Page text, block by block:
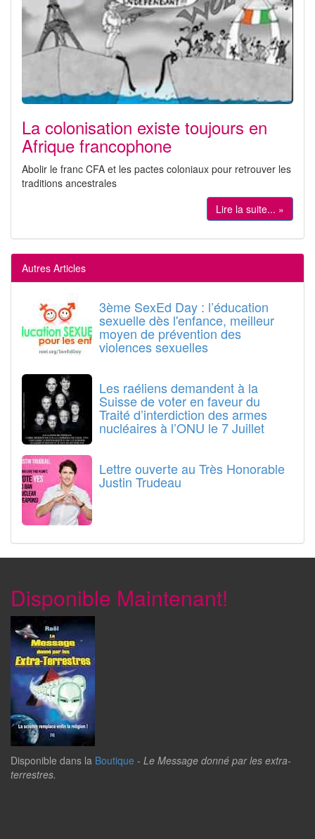
La colonisation existe toujours en
Afrique francophone
Abolir le franc CFA et les pactes coloniaux pour retrouver les
traditions ancestrales
Lire la suite... »
Autres Articles
3ème SexEd Day : l’éducation
sexuelle dès l'enfance, meilleur
moyen de prévention des
violences sexuelles
Les raéliens demandent à la
Suisse de voter en faveur du
Traité d’interdiction des armes
nucléaires à l’ONU le 7 Juillet
Lettre ouverte au Très Honorable
Justin Trudeau
Disponible Maintenant!
Disponible dans la Boutique - Le Message donné par les extra-
terrestres.